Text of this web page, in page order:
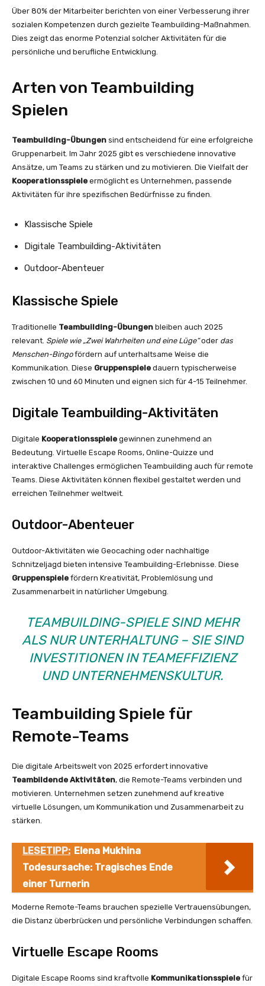
Über 80% der Mitarbeiter berichten von einer Verbesserung ihrer
sozialen Kompetenzen durch gezielte Teambuilding-Maßnahmen.
Dies zeigt das enorme Potenzial solcher Aktivitäten für die
persönliche und berufliche Entwicklung.
Arten von Teambuilding
Spielen
Teambuilding-Übungen sind entscheidend für eine erfolgreiche
Gruppenarbeit. Im Jahr 2025 gibt es verschiedene innovative
Ansätze, um Teams zu stärken und zu motivieren. Die Vielfalt der
Kooperationsspiele ermöglicht es Unternehmen, passende
Aktivitäten für ihre spezifischen Bedürfnisse zu finden.
Klassische Spiele
Digitale Teambuilding-Aktivitäten
Outdoor-Abenteuer
Klassische Spiele
Traditionelle Teambuilding-Übungen bleiben auch 2025
relevant. Spiele wie „Zwei Wahrheiten und eine Lüge“oder das
Menschen-Bingofördern auf unterhaltsame Weise die
Kommunikation. Diese Gruppenspiele dauern typischerweise
zwischen 10 und 60 Minuten und eignen sich für 4-15 Teilnehmer.
Digitale Teambuilding-Aktivitäten
Digitale Kooperationsspiele gewinnen zunehmend an
Bedeutung. Virtuelle Escape Rooms, Online-Quizze und
interaktive Challenges ermöglichen Teambuilding auch für remote
Teams. Diese Aktivitäten können flexibel gestaltet werden und
erreichen Teilnehmer weltweit.
Outdoor-Abenteuer
Outdoor-Aktivitäten wie Geocaching oder nachhaltige
Schnitzeljagd bieten intensive Teambuilding-Erlebnisse. Diese
Gruppenspiele fördern Kreativität, Problemlösung und
Zusammenarbeit in natürlicher Umgebung.
TEAMBUILDING-SPIELE SIND MEHR
ALS NUR UNTERHALTUNG – SIE SIND
INVESTITIONEN IN TEAMEFFIZIENZ
UND UNTERNEHMENSKULTUR.
Teambuilding Spiele für
Remote-Teams
Die digitale Arbeitswelt von 2025 erfordert innovative
Teambildende Aktivitäten, die Remote-Teams verbinden und
motivieren. Unternehmen setzen zunehmend auf kreative
virtuelle Lösungen, um Kommunikation und Zusammenarbeit zu
stärken.
LESETIPP: Elena Mukhina
Todesursache: Tragisches Ende
einer Turnerin
Moderne Remote-Teams brauchen spezielle Vertrauensübungen,
die Distanz überbrücken und persönliche Verbindungen schaffen.
Virtuelle Escape Rooms
Digitale Escape Rooms sind kraftvolle Kommunikationsspiele für